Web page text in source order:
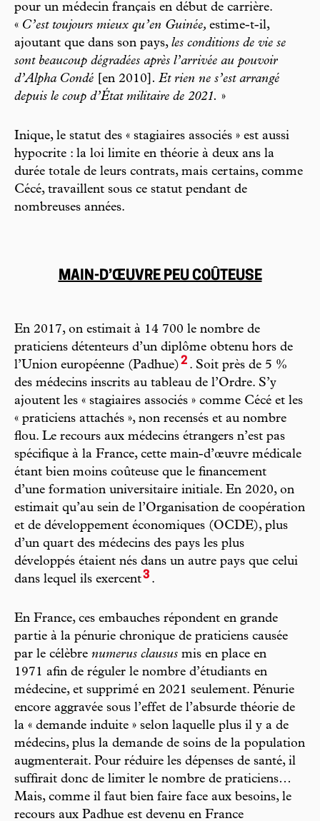
pour un médecin français en début de carrière.
« C’est toujours mieux qu’en Guinée, estime-t-il,
ajoutant que dans son pays, les conditions de vie se
sont beaucoup dégradées après l’arrivée au pouvoir
d’Alpha Condé [en 2010] . Et rien ne s’est arrangé
depuis le coup d’État militaire de 2021. »
Inique, le statut des « stagiaires associés » est aussi
hypocrite : la loi limite en théorie à deux ans la
durée totale de leurs contrats, mais certains, comme
Cécé, travaillent sous ce statut pendant de
nombreuses années.
MAIN-D’ŒUVRE PEU COÛTEUSE
En 2017, on estimait à 14 700 le nombre de
praticiens détenteurs d’un diplôme obtenu hors de
l’Union européenne (Padhue)2 . Soit près de 5 %
des médecins inscrits au tableau de l’Ordre. S’y
ajoutent les « stagiaires associés » comme Cécé et les
« praticiens attachés », non recensés et au nombre
flou. Le recours aux médecins étrangers n’est pas
spécifique à la France, cette main-d’œuvre médicale
étant bien moins coûteuse que le financement
d’une formation universitaire initiale. En 2020, on
estimait qu’au sein de l’Organisation de coopération
et de développement économiques (OCDE), plus
d’un quart des médecins des pays les plus
développés étaient nés dans un autre pays que celui
dans lequel ils exercent3 .
En France, ces embauches répondent en grande
partie à la pénurie chronique de praticiens causée
par le célèbre numerus clausus mis en place en
1971 afin de réguler le nombre d’étudiants en
médecine, et supprimé en 2021 seulement. Pénurie
encore aggravée sous l’effet de l’absurde théorie de
la « demande induite » selon laquelle plus il y a de
médecins, plus la demande de soins de la population
augmenterait. Pour réduire les dépenses de santé, il
suffirait donc de limiter le nombre de praticiens…
Mais, comme il faut bien faire face aux besoins, le
recours aux Padhue est devenu en France